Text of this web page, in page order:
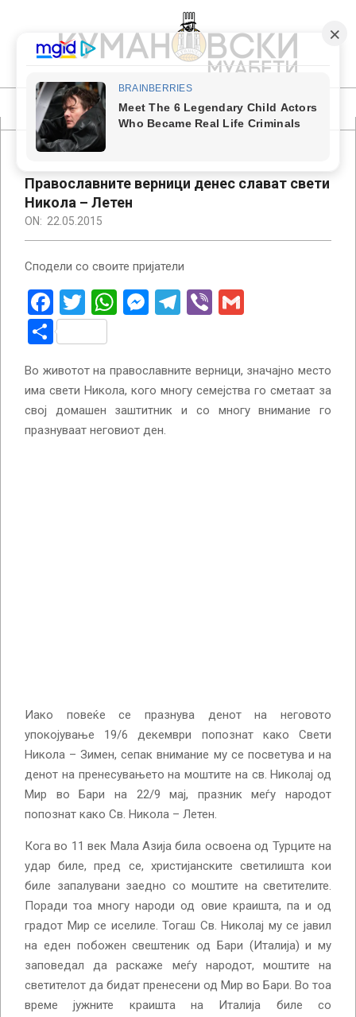
content
КУМАНОВСКИ
МУАБЕТИ
Primary
Navigation
Православните верници денес слават свети
Никола – Летен
ON: 22.05.2015
Сподели со своите пријатели
Facebook
Twitter
WhatsApp
Messenger
Telegram
Viber
Share
Во животот на православните верници, значајно место
има свети Никола, кого многу семејства го сметаат за
свој домашен заштитник и со многу внимание го
празнуваат неговиот ден.
Иако повеќе се празнува денот на неговото
упокојување 19/6 декември попознат како Свети
Никола – Зимен, сепак внимание му се посветува и на
денот на пренесувањето на моштите на св. Николај од
Мир во Бари на 22/9 мај, празник меѓу народот
попознат како Св. Никола – Летен.
Кога во 11 век Мала Азија била освоена од Турците на
удар биле, пред се, христијанските светилишта кои
биле запалувани заедно со моштите на светителите.
Поради тоа многу народи од овие краишта, па и од
градот Мир се иселиле. Тогаш Св. Николај му се јавил
на еден побожен свештеник од Бари (Италија) и му
заповедал да раскаже меѓу народот, моштите на
светителот да бидат пренесени од Мир во Бари. Во тоа
време јужните краишта на Италија биле со